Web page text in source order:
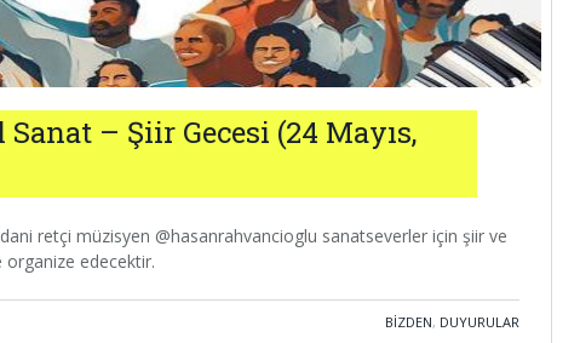
– Şiir Gecesi (24 Mayıs,
retçi müzisyen @hasanrahvancioglu sanatseverler için şiir ve
edecektir.
BIZDEN, DUYURULAR